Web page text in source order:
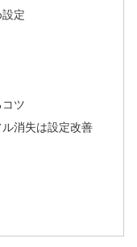
定
ツ
消失は設定改善